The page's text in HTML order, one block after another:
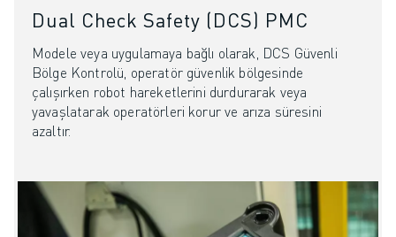
Dual Check Safety (DCS) PMC
Modele veya uygulamaya bağlı olarak, DCS Güvenli
Bölge Kontrolü, operatör güvenlik bölgesinde
çalışırken robot hareketlerini durdurarak veya
yavaşlatarak operatörleri korur ve arıza süresini
azaltır.